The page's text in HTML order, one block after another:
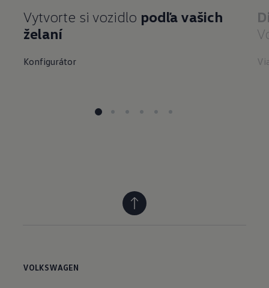
Vytvorte si vozidlo podľa vašich
želaní
Konfigurátor
VOLKSWAGEN